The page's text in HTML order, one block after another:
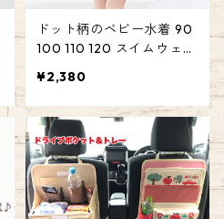
ドット柄のベビー水着 90
100 110 120 スイムウェア
ピース 水着 ベビー 水玉 子
ども 肩ひも ドット パイピ
ング プレゼント ギフト エ
ミリースタイル emilysty
le
¥2,380